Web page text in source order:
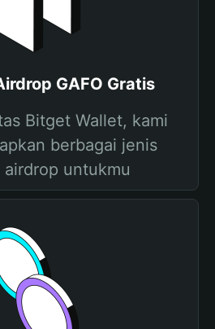
GAFO Gratis
Bitget Wallet, kami
berbagai jenis
untukmu